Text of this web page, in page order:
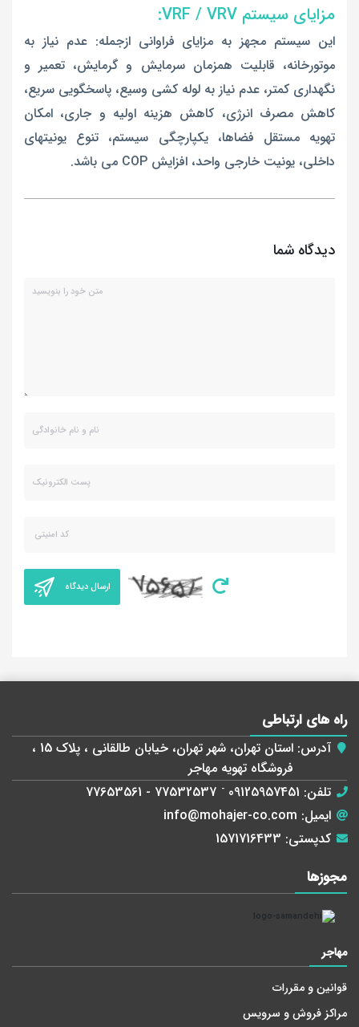
مزایای سیستم VRF / VRV:
این سیستم مجهز به مزایای فراوانی ازجمله: عدم نیاز به
موتورخانه، قابلیت همزمان سرمایش و گرمایش، تعمیر و
نگهداری کمتر، عدم نیاز به لوله کشی وسیع، پاسخگویی سریع،
کاهش مصرف انرژی، کاهش هزینه اولیه و جاری، امکان
تهویه مستقل فضاها، یکپارچگی سیستم، تنوع یونیتهای
داخلی، یونیت خارجی واحد، افزایش COP می باشد.
دیدگاه شما
ارسال دیدگاه
راه های ارتباطی
آدرس:
استان تهران، شهر تهران، خیابان طالقانی ، پلاک 15 ،
فروشگاه تهویه مهاجر
تلفن: 09125957451
-
77532537 - 77653561
ایمیل: info@mohajer-co.com
کدپستی: 1571716433
مجوز‌ها
مهاجر
قوانین و مقررات
مراکز فروش و سرویس